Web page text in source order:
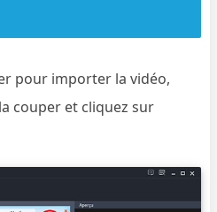
pour importer la vidéo,
couper et cliquez sur